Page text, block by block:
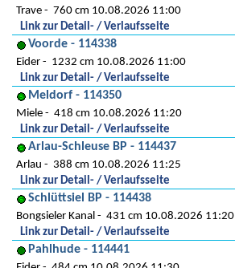
Trave
760 cm 10.08.2026 11:00
Link zur Detail- / Verlaufsseite
Voorde - 114338
Eider
1232 cm 10.08.2026 11:00
Link zur Detail- / Verlaufsseite
Meldorf - 114350
Miele
418 cm 10.08.2026 11:20
Link zur Detail- / Verlaufsseite
Arlau-Schleuse BP - 114437
Arlau
388 cm 10.08.2026 11:25
Link zur Detail- / Verlaufsseite
Schlüttsiel BP - 114438
Bongsieler Kanal
431 cm 10.08.2026 11:20
Link zur Detail- / Verlaufsseite
Pahlhude - 114441